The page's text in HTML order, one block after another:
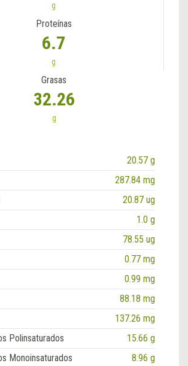
g
Proteínas
6.7
g
Grasas
32.26
g
20.57 g
287.84 mg
20.87 ug
1.0 g
78.55 ug
0.77 mg
0.99 mg
88.18 mg
137.26 mg
Polinsaturados
15.66 g
Monoinsaturados
8.96 g